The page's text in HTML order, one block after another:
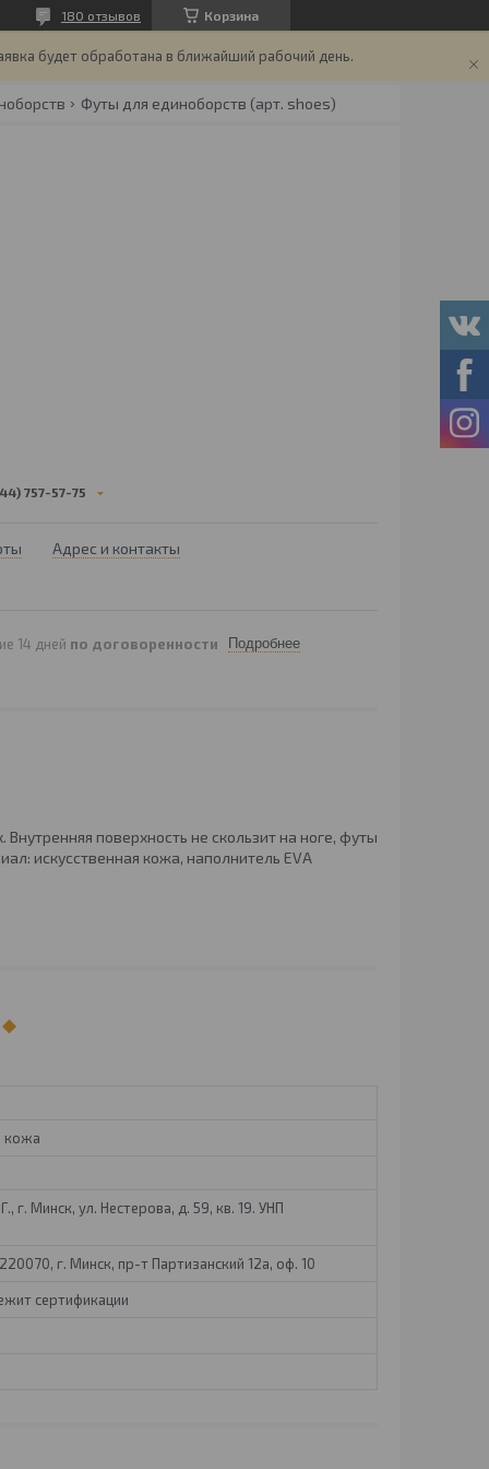
Корзина
180 отзывов
будет обработана в ближайший рабочий день.
Футы для единоборств (арт. shoes)
757-57-75
Адрес и контакты
14 дней по договоренности Подробнее
поверхность не скользит на ноге, футы
искусственная кожа, наполнитель EVA
кожа
г. Минск, ул. Нестерова, д. 59, кв. 19. УНП
г. Минск, пр-т Партизанский 12а, оф. 10
сертификации